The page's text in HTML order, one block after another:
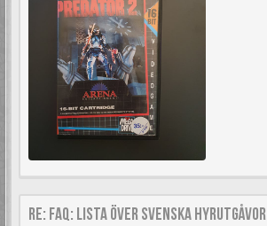
Re: FAQ: Lista över svenska hyrutgåvor